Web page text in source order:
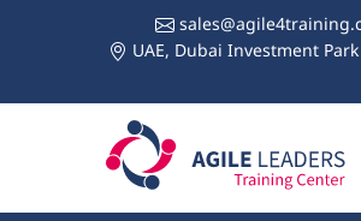
UAE, Dubai Investment